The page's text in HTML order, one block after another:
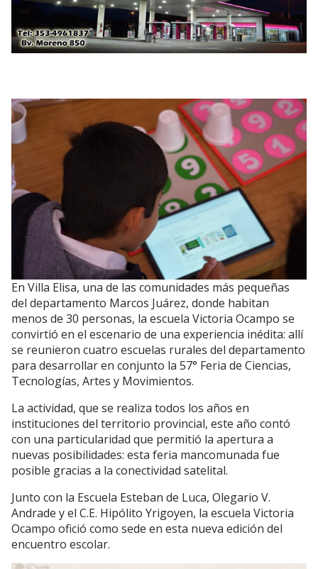
En Villa Elisa, una de las comunidades más pequeñas
del departamento Marcos Juárez, donde habitan
menos de 30 personas, la escuela Victoria Ocampo se
convirtió en el escenario de una experiencia inédita: allí
se reunieron cuatro escuelas rurales del departamento
para desarrollar en conjunto la 57° Feria de Ciencias,
Tecnologías, Artes y Movimientos.
La actividad, que se realiza todos los años en
instituciones del territorio provincial, este año contó
con una particularidad que permitió la apertura a
nuevas posibilidades: esta feria mancomunada fue
posible gracias a la conectividad satelital.
Junto con la Escuela Esteban de Luca, Olegario V.
Andrade y el C.E. Hipólito Yrigoyen, la escuela Victoria
Ocampo ofició como sede en esta nueva edición del
encuentro escolar.